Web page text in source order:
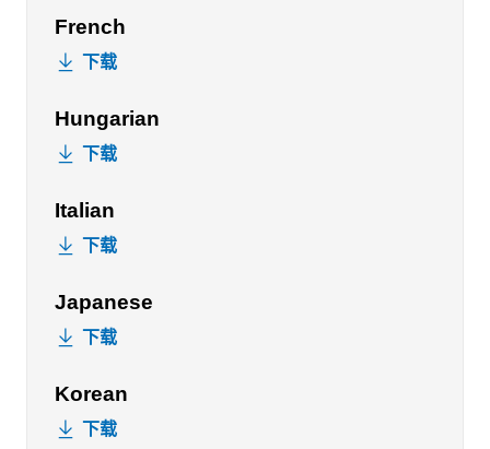
French
下载
Hungarian
下载
Italian
下载
Japanese
下载
Korean
下载